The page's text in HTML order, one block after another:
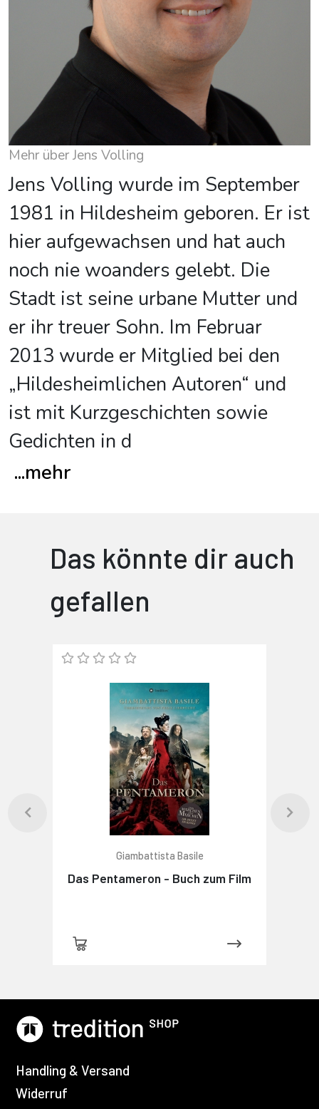
Mehr über Jens Volling
Jens Volling wurde im September
1981 in Hildesheim geboren. Er ist
hier aufgewachsen und hat auch
noch nie woanders gelebt. Die
Stadt ist seine urbane Mutter und
er ihr treuer Sohn. Im Februar
2013 wurde er Mitglied bei den
„Hildesheimlichen Autoren“ und
ist mit Kurzgeschichten sowie
Gedichten in d
...mehr
Das könnte dir auch
gefallen
Giambattista Basile
Das Pentameron - Buch zum Film
Handling & Versand
Widerruf